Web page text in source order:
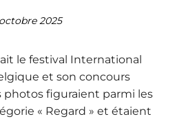
2025
le festival International
et son concours
photos figuraient parmi les
« Regard » et étaient